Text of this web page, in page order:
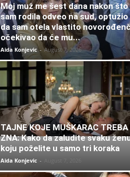
Moj muž me šest dana nakon što
sam rodila odveo na sud, optužio
da sam otela vlastito
očekivao da će mu...
Aida Konjevic - August 7, 2026
TAJNE KOJE MUŠKARAC TREBA
ZNA: Kako da zaludite svaku
koju poželite u samo tri koraka
Aida Konjevic -